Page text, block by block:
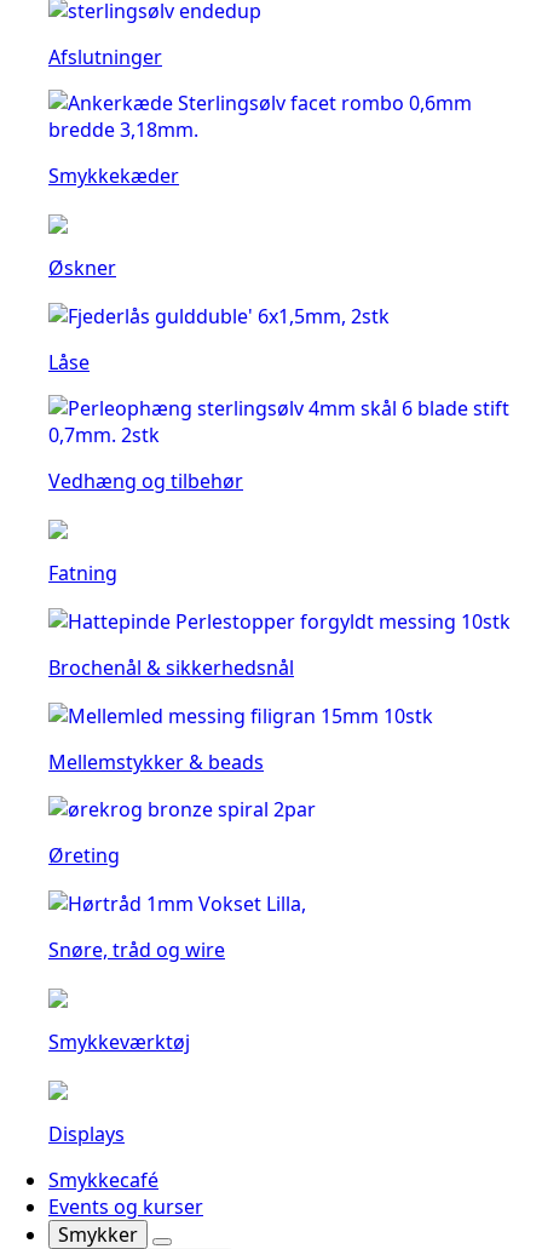
Afslutninger
Smykkekæder
Øskner
Låse
Vedhæng og tilbehør
Fatning
Brochenål & sikkerhedsnål
Mellemstykker & beads
Øreting
Snøre, tråd og wire
Smykkeværktøj
Displays
Smykkecafé
Events og kurser
Smykker